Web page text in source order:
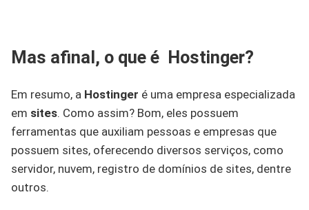
Mas afinal, o que é Hostinger?
Em resumo, a Hostinger é uma empresa especializada
em sites. Como assim? Bom, eles possuem
ferramentas que auxiliam pessoas e empresas que
possuem sites, oferecendo diversos serviços, como
servidor, nuvem, registro de domínios de sites, dentre
outros.